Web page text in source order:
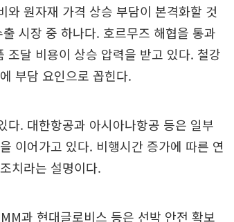
원자재 가격 상승 부담이 본격화할 것
시장 중 하나다. 호르무즈 해협을 통과
조달 비용이 상승 압력을 받고 있다. 철강
부담 요인으로 꼽힌다.
다. 대한항공과 아시아나항공 등은 일부
이어가고 있다. 비행시간 증가에 따른 연
치라는 설명이다.
과 현대글로비스 등은 선박 안전 확보